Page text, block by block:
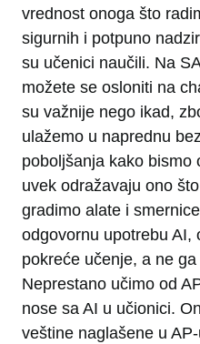
vrednost onoga što
sigurnih i potpuno
su učenici naučili. Na
možete se osloniti na
su važnije nego ikad,
ulažemo u naprednu
poboljšanja kako bismo
uvek odražavaju ono
gradimo alate i
odgovornu upotrebu AI,
pokreće učenje, a ne
Neprestano učimo od
nose sa AI u učionici.
veštine naglašene u